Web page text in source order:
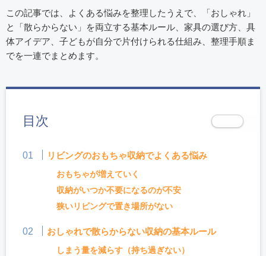
この記事では、よくある悩みを整理したうえで、「おしゃれ」
と「散らからない」を両立する基本ルール、家具の選び方、具
体アイデア、子どもが自分で片付けられる仕組み、整理手順ま
でを一連でまとめます。
目次
リビングのおもちゃ収納でよくある悩み
おもちゃが増えていく
収納がいつか不要になるのが不安
狭いリビングで置き場所がない
おしゃれで散らからない収納の基本ルール
しまう量を減らす（持ち過ぎない）